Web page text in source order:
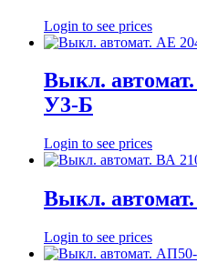
Login to see prices
Выкл.
У3-Б
Login to see prices
Выкл.
Login to see prices